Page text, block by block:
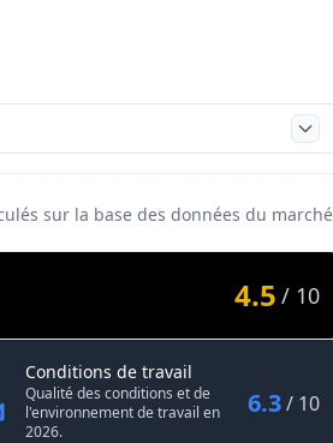
sur la base des données du marché
4.5 / 10
Conditions de travailChargé /
Qualité des conditions et de
l'environnement de travail en
2026.
6.3/ 10